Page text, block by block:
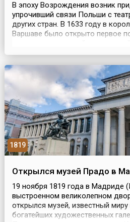
В эпоху Возрождения возник
упрочивший связи Польши с
других стран. В 1633 году в
Варшаве было открыто первое
времени. При короле
было построено несколько
прох...
1819
Открылся музей Прадо в
19 ноября 1819 года в Мадриде
выстроенном великолепном
открылся музей, известный
богатейших художественных